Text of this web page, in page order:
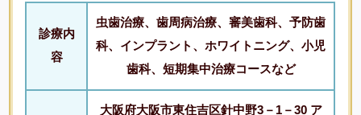
診療内
容
虫歯治療、歯周病治療、審美歯科、予防歯
科、インプラント、ホワイトニング、小児
歯科、短期集中治療コースなど
大阪府大阪市東住吉区針中野3－1－30 ア